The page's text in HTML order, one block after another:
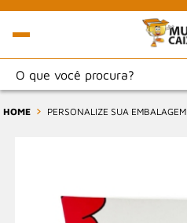
HOME PERSONALIZE SUA EMBALAGEM